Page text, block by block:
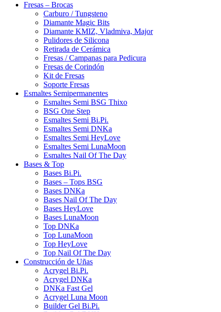
Fresas – Brocas
Carburo / Tungsteno
Diamante Magic Bits
Diamante KMIZ, Vladmiva, Major
Pulidores de Silicona
Retirada de Cerámica
Fresas / Campanas para Pedicura
Fresas de Corindón
Kit de Fresas
Soporte Fresas
Esmaltes Semipermanentes
Esmaltes Semi BSG Thixo
BSG One Step
Esmaltes Semi Bi.Pi.
Esmaltes Semi DNKa
Esmaltes Semi HeyLove
Esmaltes Semi LunaMoon
Esmaltes Nail Of The Day
Bases & Top
Bases Bi.Pi.
Bases – Tops BSG
Bases DNKa
Bases Nail Of The Day
Bases HeyLove
Bases LunaMoon
Top DNKa
Top LunaMoon
Top HeyLove
Top Nail Of The Day
Construcción de Uñas
Acrygel Bi.Pi.
Acrygel DNKa
DNKa Fast Gel
Acrygel Luna Moon
Builder Gel Bi.Pi.